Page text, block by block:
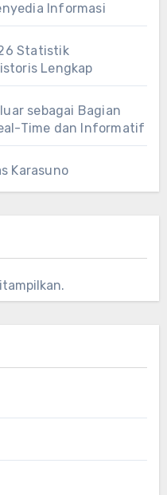
Informasi
Statistik
Lengkap
sebagai Bagian
Time dan Informatif
Karasuno